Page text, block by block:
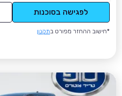
לפגישה בסוכנות
*חישוב ההחזר מפורט בתקנון